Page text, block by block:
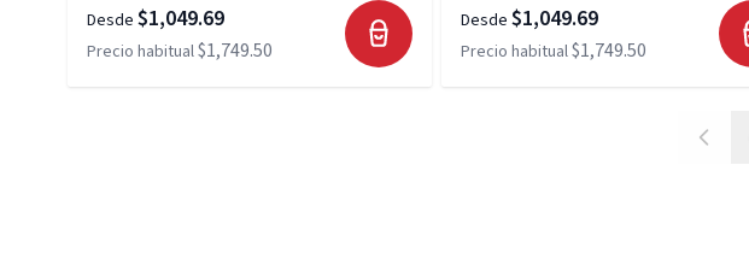
Desde $1,049.69
Precio habitual$1,749.50
Desde $1,049.69
Precio habitual$1,749.50